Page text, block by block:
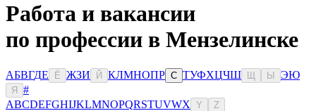
Работа и вакансии
по профессии в Мензелинске
АБВГДЕ Ё ЖЗИ Й КЛМНОПР С ТУФХЦЧШ Ы ЭЮ
Я
#
ABCDEFGHIJKLMNOPQRSTUVWX Y Z